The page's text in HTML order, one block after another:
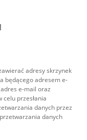
adresy skrzynek
będącego adresem e-
e-mail oraz
przesłania
danych przez
danych